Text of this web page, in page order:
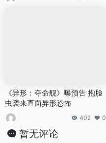
《异形：夺命舰》曝预告 抱脸
虫袭来直面异形恐怖
402 0
暂无评论